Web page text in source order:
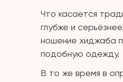
Что касается
глубже и
ношение хиджаба
подобную одежду.
В то же время в